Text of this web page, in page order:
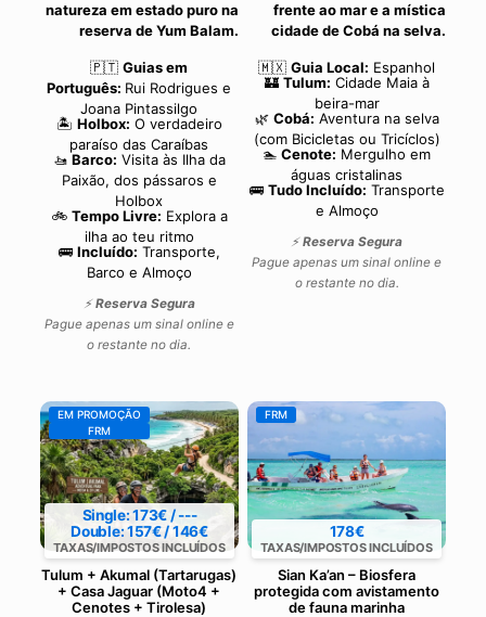
natureza em estado puro na
reserva de Yum Balam.
🇵🇹Guias em
Português: Rui Rodrigues e
Joana Pintassilgo
🏝️ Holbox: O verdadeiro
paraíso das Caraíbas
🚤 Barco: Visita às Ilha da
Paixão, dos pássaros e
Holbox
🚲 Tempo Livre: Explora a
ilha ao teu ritmo
🚌 Incluído: Transporte,
Barco e Almoço
⚡ Reserva Segura
Pague apenas um sinal online e
o restante no dia.
frente ao mar e a mística
cidade de Cobá na selva.
🇲🇽 Guia Local: Espanhol
🏰 Tulum: Cidade Maia à
beira-mar
🌿 Cobá: Aventura na selva
(com Bicicletas ou Tricíclos)
🏊 Cenote: Mergulho em
águas cristalinas
🚌 Tudo Incluído: Transporte
e Almoço
⚡ Reserva Segura
Pague apenas um sinal online e
o restante no dia.
EM PROMOÇÃO
FRM
Single: 173€ / ---
Double: 157€ / 146€
TAXAS/IMPOSTOS INCLUÍDOS
Tulum + Akumal (Tartarugas)
+ Casa Jaguar (Moto4 +
Cenotes + Tirolesa)
FRM
178€
TAXAS/IMPOSTOS INCLUÍDOS
Sian Ka’an – Biosfera
protegida com avistamento
de fauna marinha